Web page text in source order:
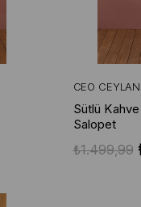
CEO
Sütlü
Salopet
₺1.499,99